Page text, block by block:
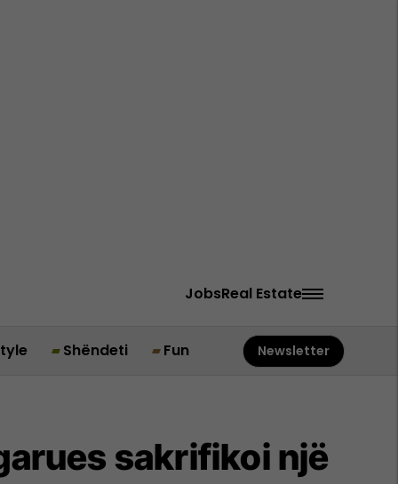
JobsReal Estate
Shëndeti Fun Newsletter
sakrifikoi një